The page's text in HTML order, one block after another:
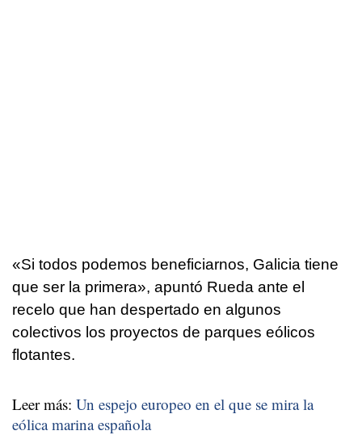
«Si todos podemos beneficiarnos, Galicia tiene
que ser la primera», apuntó Rueda ante el
recelo que han despertado en algunos
colectivos los proyectos de parques eólicos
flotantes.
Leer más: Un espejo europeo en el que se mira la
eólica marina española